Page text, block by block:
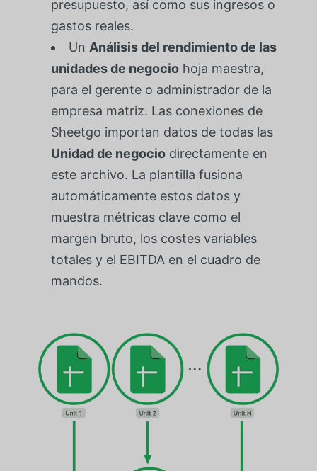
presupuesto, así como sus ingresos o
gastos reales.
Un Análisis del rendimiento de las
unidades de negociohoja maestra,
para el gerente o administrador de la
empresa matriz. Las conexiones de
Sheetgo importan datos de todas las
Unidad de negociodirectamente en
este archivo. La plantilla fusiona
automáticamente estos datos y
muestra métricas clave como el
margen bruto, los costes variables
totales y el EBITDA en el cuadro de
mandos.